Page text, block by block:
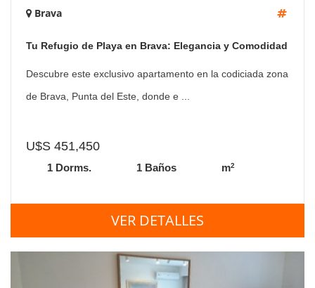
Brava
Tu Refugio de Playa en Brava: Elegancia y Comodidad
a Pasos del Mar
Descubre este exclusivo apartamento en la codiciada zona
de Brava, Punta del Este, donde e ...
U$S 451,450
1 Dorms. 1 Baños m2
VER DETALLES